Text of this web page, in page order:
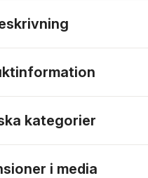
kategorier
i media